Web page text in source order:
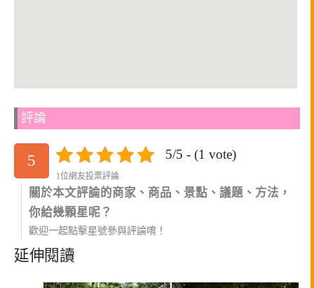
評論
5 5/5 - (1 vote)
1位網友投票評論
關於本文評論的商家、商品、景點、議題、方法，
你給幾顆星呢？
歡迎一起點擊星號參與評論唷！
延伸閱讀